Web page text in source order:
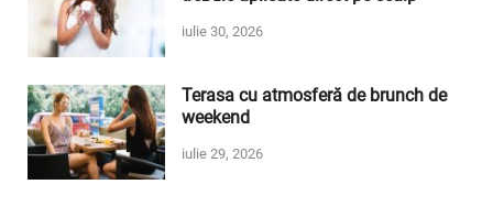
iulie 30, 2026
Terasa cu atmosferă de brunch de
weekend
iulie 29, 2026